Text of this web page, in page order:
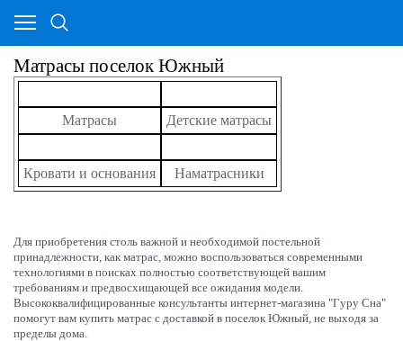
Матрасы поселок Южный
Матрасы Детские матрасы
Кровати и основания Наматрасники
Для приобретения столь важной и необходимой постельной
принадлежности, как матрас, можно воспользоваться современными
технологиями в поисках полностью соответствующей вашим
требованиям и предвосхищающей все ожидания модели.
Высококвалифицированные консультанты интернет-магазина "Гуру Сна"
помогут вам купить матрас с доставкой в поселок Южный, не выходя за
пределы дома.